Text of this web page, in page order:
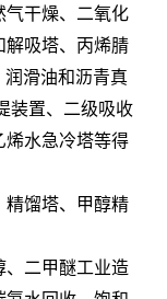
气干燥、二氧化
解吸塔、丙烯腈
润滑油和沥青真
装置、二级吸收
烯水急冷塔等得
精馏塔、甲醇精
、二甲醚工业造